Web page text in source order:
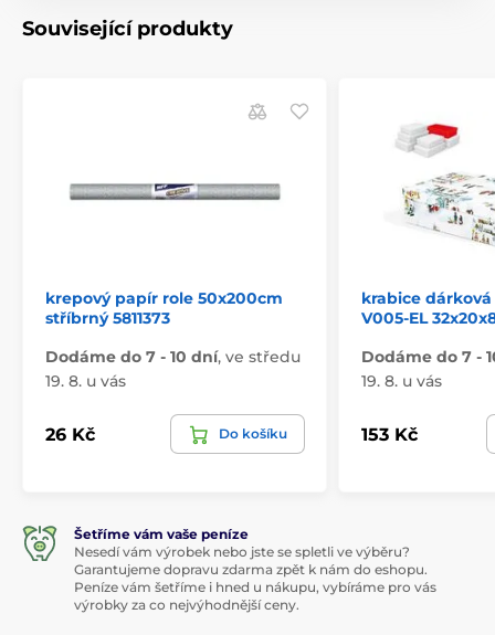
Související produkty
krepový papír role 50x200cm
stříbrný 5811373
Dodáme do 7 - 10 dní, ve středu
19. 8. u vás
26 Kč Do košíku
krabice
V005-EL
Dodáme do 7 -
19. 8. u vás
153 Kč
Šetříme vám vaše peníze
Nesedí vám výrobek nebo jste se spletli ve výběru?
Garantujeme dopravu zdarma zpět k nám do eshopu.
Peníze vám šetříme i hned u nákupu, vybíráme pro vás
výrobky za co nejvýhodnější ceny.